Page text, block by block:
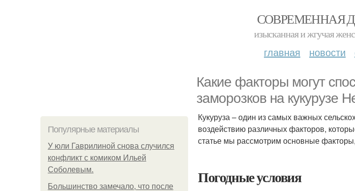
СОВРЕМЕННАЯ
изысканная и жгучая
главная новости
Какие факторы могут
заморозков на кукурузе
Популярные материалы
У юли Гаврилиной снова случился
конфликт с комиком Ильей
Соболевым.
Большинство замечало, что после
Кукуруза – один из самых важных
воздействию различных факторов,
статье мы рассмотрим основные
Погодные условия